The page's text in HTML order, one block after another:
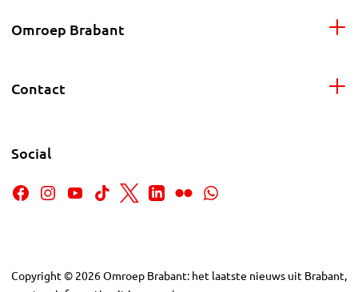
Omroep Brabant
Contact
Social
Copyright © 2026Omroep Brabant: het laatste nieuws uit Brabant,